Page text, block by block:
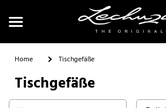
Home Tischgefäße
Tischgefäße